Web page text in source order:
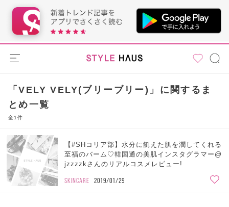
「VELY VELY(ブリーブリー)」に関するま
とめ一覧
全1件
【#SHコリア部】水分に飢えた肌を潤してくれる
至福のバーム♡韓国通の美肌インスタグラマー@
jzzzzkさんのリアルコスメレビュー!
SKINCARE 2019/01/29